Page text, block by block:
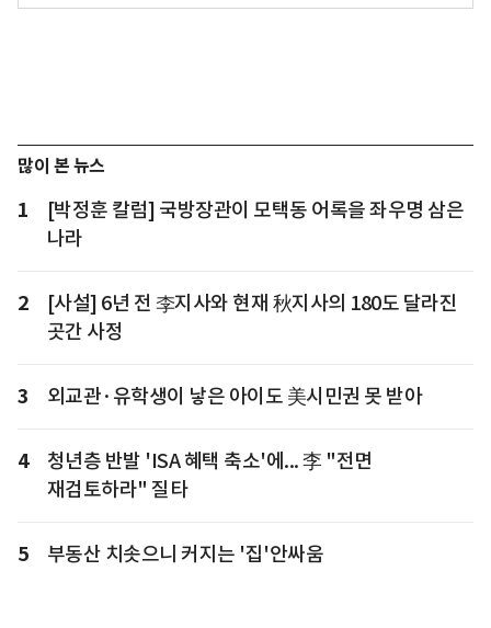
많이 본 뉴스
1
[박정훈 칼럼] 국방장관이 모택동 어록을 좌우명 삼은
나라
2
[사설] 6년 전 李지사와 현재 秋지사의 180도 달라진
곳간 사정
3 외교관·유학생이 낳은 아이도 美시민권 못 받아
4
청년층 반발 'ISA 혜택 축소'에... 李 "전면
재검토하라" 질타
5 부동산 치솟으니 커지는 '집'안싸움